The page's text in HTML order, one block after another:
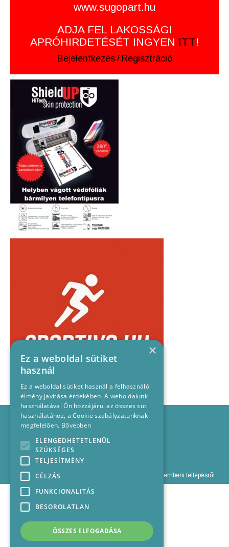
www.sugopart.hu
ADJA FEL LAKOSSÁGI
APRÓHIRDETÉSÉT INGYEN ITT!
Bejelentkezés / Regisztráció
Impresszum
Felhasználási feltételek
Szabályzat a jogellenes olvasói hozzászólásokkal szembeni fellépésről
×
Ez a weboldal sütiket
használ
Ez a weboldal sütiket használ a felhasználói
élmény javítása érdekében. A weboldalunk
használatával Ön hozzájárul az összes süti
használatához, a Cookie szabályzatunknak
megfelelően. Bővebben
ELENGEDHETETLENÜL
SZÜKSÉGES
TELJESÍTMÉNY
CÉLZÁS
FUNKCIONALITÁS
BESOROLATLAN
ÖSSZES ELFOGADÁSA